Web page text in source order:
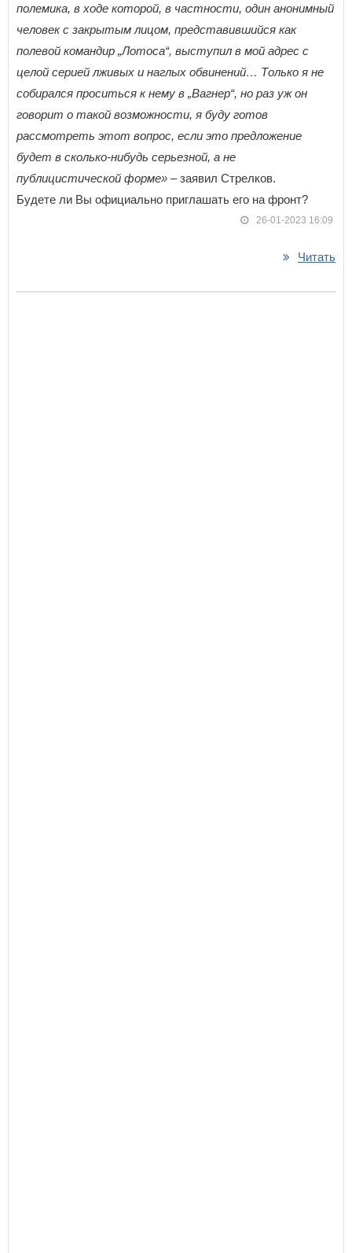
полемика, в ходе которой, в частности, один анонимный
человек с закрытым лицом, представившийся как
полевой командир „Лотоса“, выступил в мой адрес с
целой серией лживых и наглых обвинений… Только я не
собирался проситься к нему в „Вагнер“, но раз уж он
говорит о такой возможности, я буду готов
рассмотреть этот вопрос, если это предложение
будет в сколько-нибудь серьезной, а не
публицистической форме» – заявил Стрелков.
Будете ли Вы официально приглашать его на фронт?
26-01-2023 16:09
Читать